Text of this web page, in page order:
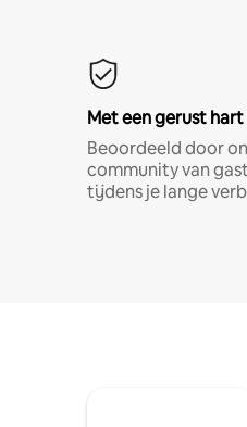
Met een gerust
Beoordeeld door
community van
tijdens je lange